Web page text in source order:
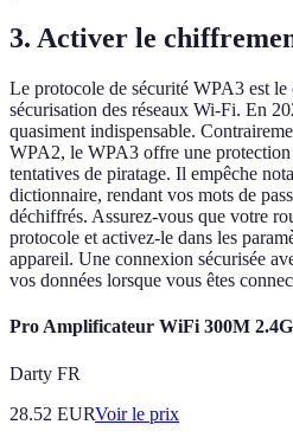
3. Activer le
Le protocole de sécurité WPA3 est le
sécurisation des réseaux Wi-Fi. En
quasiment indispensable.
WPA2, le WPA3 offre une
tentatives de piratage. Il empêche
dictionnaire, rendant vos mots de
déchiffrés. Assurez-vous que votre
protocole et activez-le dans les
appareil. Une connexion sécurisée
vos données lorsque vous êtes
Pro Amplificateur WiFi 300M
Darty FR
28.52 EURVoir le prix